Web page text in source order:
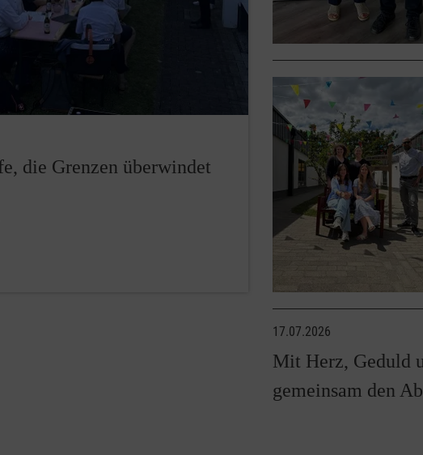
die Grenzen überwindet
17.07.2026
Mit Herz, Geduld
gemeinsam den